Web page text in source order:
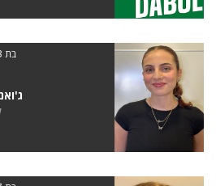
בת 23 | 164